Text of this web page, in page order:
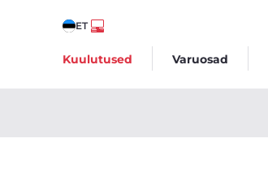
ET
Kuulutused Varuosad